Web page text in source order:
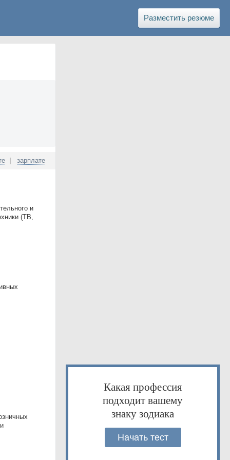
Разместить резюме
зарплате
и
(ТВ,
Какая профессия
подходит вашему
знаку зодиака
Начать тест